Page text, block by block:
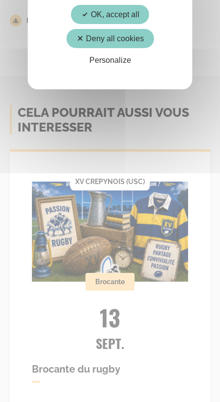
Inscription-brocante-couleur.pdf
CELA POURRAIT AUSSI VOUS
INTERESSER
XV CREPYNOIS (USC)
Brocante
13
SEPT.
Brocante du rugby
OK, accept all
Deny all cookies
Personalize